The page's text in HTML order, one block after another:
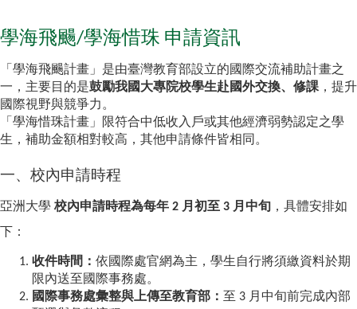
學海飛颺/學海惜珠 申請資訊
「學海飛颺計畫」是由臺灣教育部設立的國際交流補助計畫之
一，主要目的是鼓勵我國大專院校學生赴國外交換、修課，提升
國際視野與競爭力。
「學海惜珠計畫」限符合中低收入戶或其他經濟弱勢認定之學
生，補助金額相對較高，其他申請條件皆相同。
一、校內申請時程
亞洲大學 校內申請時程為每年 2 月初至 3 月中旬 ，具體安排如
下：
收件時間 ： 依國際處官網為主，學生自行將須繳資料於期
限內送至國際事務處。
國際事務處彙整與上傳至教育部 ： 至 3 月中旬前完成內部